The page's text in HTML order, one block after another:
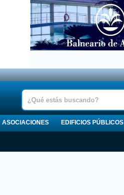
ASOCIACIONES EDIFICIOS PÚBLICOS